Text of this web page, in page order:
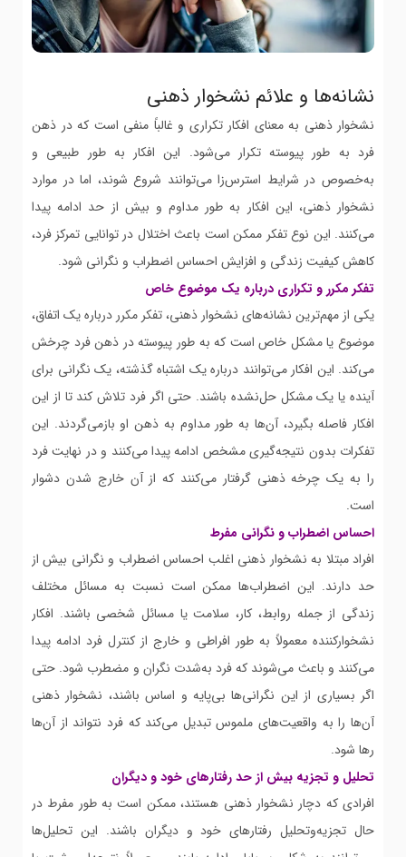
نشانه‌ها و علائم نشخوار ذهنی
نشخوار ذهنی به معنای افکار تکراری و غالباً منفی است که در ذهن
فرد به طور پیوسته تکرار می‌شود. این افکار به طور طبیعی و
به‌خصوص در شرایط استرس‌زا می‌توانند شروع شوند، اما در موارد
نشخوار ذهنی، این افکار به طور مداوم و بیش از حد ادامه پیدا
می‌کنند. این نوع تفکر ممکن است باعث اختلال در توانایی تمرکز فرد،
کاهش کیفیت زندگی و افزایش احساس اضطراب و نگرانی شود.
تفکر مکرر و تکراری درباره یک موضوع خاص
یکی از مهم‌ترین نشانه‌های نشخوار ذهنی، تفکر مکرر درباره یک اتفاق،
موضوع یا مشکل خاص است که به طور پیوسته در ذهن فرد چرخش
می‌کند. این افکار می‌توانند درباره یک اشتباه گذشته، یک نگرانی برای
آینده یا یک مشکل حل‌نشده باشند. حتی اگر فرد تلاش کند تا از این
افکار فاصله بگیرد، آن‌ها به طور مداوم به ذهن او بازمی‌گردند. این
تفکرات بدون نتیجه‌گیری مشخص ادامه پیدا می‌کنند و در نهایت فرد
را به یک چرخه ذهنی گرفتار می‌کنند که از آن خارج شدن دشوار
است.
احساس اضطراب و نگرانی مفرط
افراد مبتلا به نشخوار ذهنی اغلب احساس اضطراب و نگرانی بیش از
حد دارند. این اضطراب‌ها ممکن است نسبت به مسائل مختلف
زندگی از جمله روابط، کار، سلامت یا مسائل شخصی باشند. افکار
نشخوارکننده معمولاً به طور افراطی و خارج از کنترل فرد ادامه پیدا
می‌کنند و باعث می‌شوند که فرد به‌شدت نگران و مضطرب شود. حتی
اگر بسیاری از این نگرانی‌ها بی‌پایه و اساس باشند، نشخوار ذهنی
آن‌ها را به واقعیت‌های ملموس تبدیل می‌کند که فرد نتواند از آن‌ها
رها شود.
تحلیل و تجزیه بیش از حد رفتارهای خود و دیگران
افرادی که دچار نشخوار ذهنی هستند، ممکن است به طور مفرط در
حال تجزیه‌وتحلیل رفتارهای خود و دیگران باشند. این تحلیل‌ها